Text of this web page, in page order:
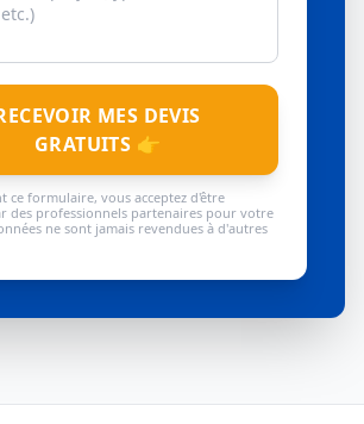
MES DEVIS
GRATUITS 👉
ce formulaire, vous acceptez d'être
des professionnels partenaires pour votre
ne sont jamais revendues à d'autres